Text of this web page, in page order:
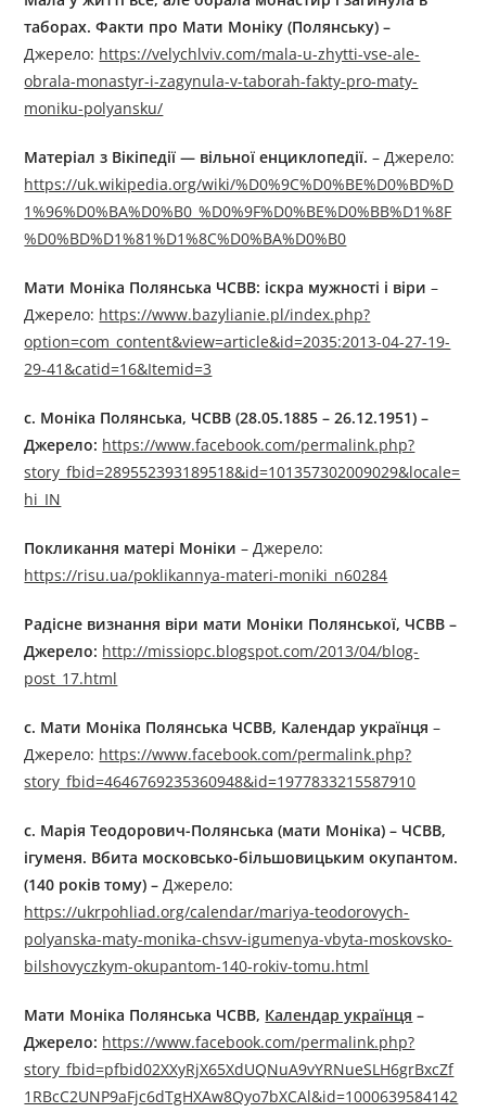
таборах. Факти про Мати Моніку (Полянську) –
Джерелo: https://velychlviv.com/mala-u-zhytti-vse-ale-
obrala-monastyr-i-zagynula-v-taborah-fakty-pro-maty-
moniku-polyansku/
Матеріал з Вікіпедії — вільної енциклопедії. – Джерелo:
https://uk.wikipedia.org/wiki/%D0%9C%D0%BE%D0%BD%D
1%96%D0%BA%D0%B0_%D0%9F%D0%BE%D0%BB%D1%8F
%D0%BD%D1%81%D1%8C%D0%BA%D0%B0
Мати Моніка Полянська ЧСВВ: іскра мужності і віри –
Джерелo: https://www.bazylianie.pl/index.php?
option=com_content&view=article&id=2035:2013-04-27-19-
29-41&catid=16&Itemid=3
с. Моніка Полянська, ЧСВВ (28.05.1885 – 26.12.1951) –
Джерелo: https://www.facebook.com/permalink.php?
story_fbid=289552393189518&id=101357302009029&locale=
hi_IN
Покликання матері Моніки – Джерелo:
https://risu.ua/poklikannya-materi-moniki_n60284
Радісне визнання віри мати Моніки Полянської, ЧСВВ –
Джерелo: http://missiopc.blogspot.com/2013/04/blog-
post_17.html
с. Мати Моніка Полянська ЧСВВ, Календар українця –
Джерелo: https://www.facebook.com/permalink.php?
story_fbid=4646769235360948&id=1977833215587910
с. Марія Теодорович-Полянська (мати Моніка) – ЧСВВ,
ігуменя. Вбита московсько-більшовицьким окупантом.
(140 років тому) –Джерелo:
https://ukrpohliad.org/calendar/mariya-teodorovych-
polyanska-maty-monika-chsvv-igumenya-vbyta-moskovsko-
bilshovyczkym-okupantom-140-rokiv-tomu.html
Мати Моніка Полянська ЧСВВ, Календар українця –
Джерелo: https://www.facebook.com/permalink.php?
story_fbid=pfbid02XXyRjX65XdUQNuA9vYRNueSLH6grBxcZf
1RBcC2UNP9aFjc6dTgHXAw8Qyo7bXCAl&id=1000639584142